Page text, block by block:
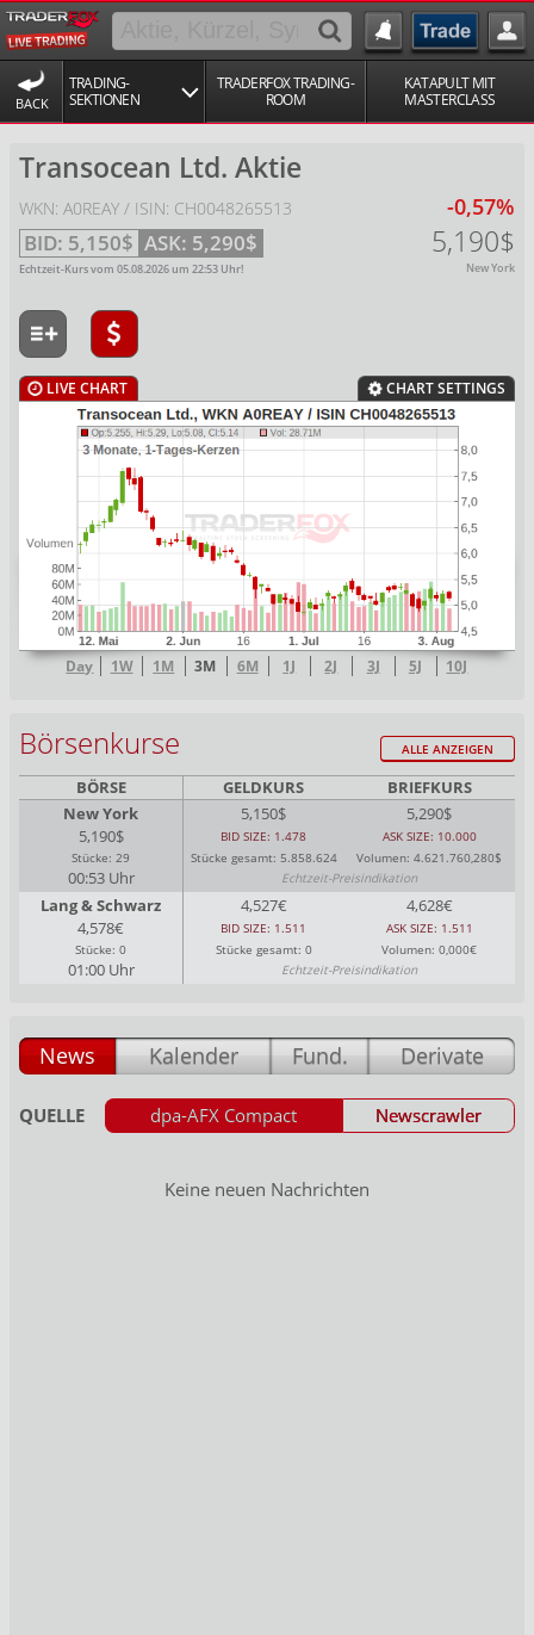
BACK
TRADING-
SEKTIONEN
TRADERFOX TRADING-
ROOM
KATAPULT MIT
MASTERCLASS
Transocean Ltd. Aktie
WKN: A0REAY / ISIN: CH0048265513
BID: 5,150$ ASK: 5,290$
Echtzeit-Kurs vom 05.08.2026um 22:53 Uhr!
-0,57%
5,190$
New York
LIVE CHART CHART SETTINGS
Day 1W 1M 3M 6M 1J 2J 3J 5J 10J
Börsenkurse ALLE ANZEIGEN
BÖRSE GELDKURS
BRIEFKURS
New York
5,150$
5,290$
5,190$
BID SIZE: 1.478
ASK SIZE: 10.000
Stücke: 29
Stücke gesamt: 5.858.624 Volumen: 4.621.760,280$
00:53 Uhr Echtzeit-Preisindikation
Lang & Schwarz 4,527€
4,628€
4,578€
BID SIZE: 1.511
ASK SIZE: 1.511
Stücke: 0
Stücke gesamt: 0 Volumen: 0,000€
01:00 Uhr Echtzeit-Preisindikation
News Kalender Fund. Derivate
QUELLE dpa-AFX Compact Newscrawler
Keine neuen Nachrichten